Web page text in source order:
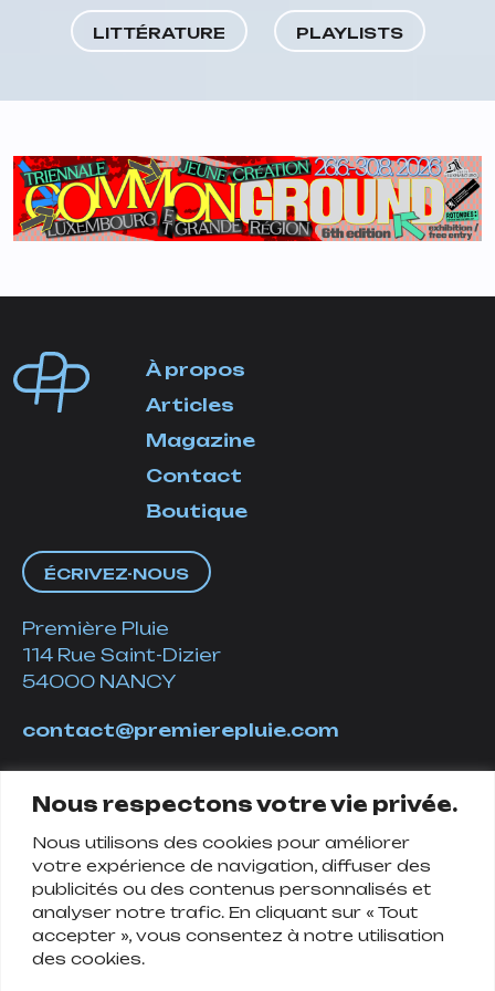
Nous respectons votre vie privée.
Nous utilisons des cookies pour améliorer
votre expérience de navigation, diffuser des
publicités ou des contenus personnalisés et
analyser notre trafic. En cliquant sur « Tout
accepter », vous consentez à notre utilisation
des cookies.
LITTÉRATURE PLAYLISTS
À propos
Articles
Magazine
Contact
Boutique
ÉCRIVEZ-NOUS
Première Pluie
114 Rue Saint-Dizier
54000 NANCY
contact@premierepluie.com
Suivez-nous